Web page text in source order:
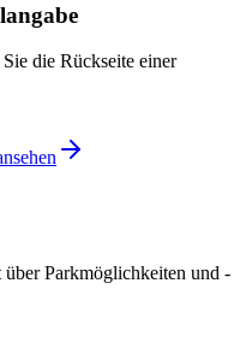
die Rückseite einer
Parkmöglichkeiten und -